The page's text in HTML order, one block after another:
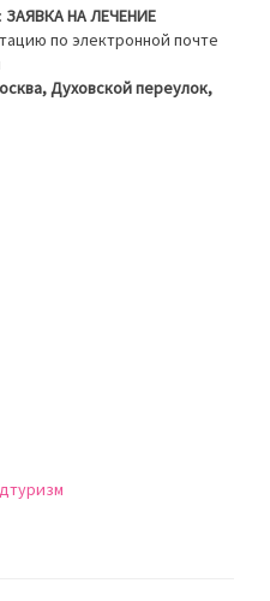
ЗАЯВКА НА ЛЕЧЕНИЕ
по электронной почте
Духовской переулок,